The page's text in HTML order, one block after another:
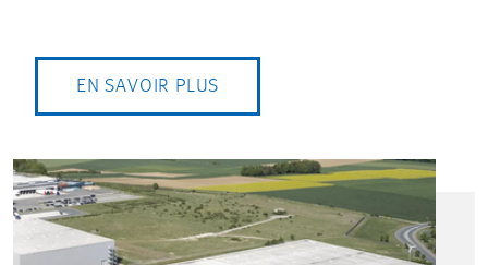
EN SAVOIR PLUS